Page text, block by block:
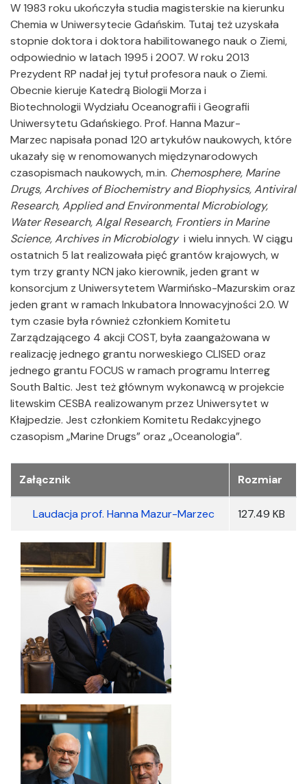
W 1983 roku ukończyła studia magisterskie na kierunku
Chemia w Uniwersytecie Gdańskim. Tutaj też uzyskała
stopnie doktora i doktora habilitowanego nauk o Ziemi,
odpowiednio w latach 1995 i 2007. W roku 2013
Prezydent RP nadał jej tytuł profesora nauk o Ziemi.
Obecnie kieruje Katedrą Biologii Morza i
Biotechnologii Wydziału Oceanografii i Geografii
Uniwersytetu Gdańskiego. Prof. Hanna Mazur-
Marzec napisała ponad 120 artykułów naukowych, które
ukazały się w renomowanych międzynarodowych
czasopismach naukowych, m.in. Chemosphere, Marine
Drugs, Archives of Biochemistry and Biophysics, Antiviral
Research, Applied and Environmental Microbiology,
Water Research, Algal Research, Frontiers in Marine
Science, Archives in Microbiology i wielu innych. W ciągu
ostatnich 5 lat realizowała pięć grantów krajowych, w
tym trzy granty NCN jako kierownik, jeden grant w
konsorcjum z Uniwersytetem Warmińsko-Mazurskim oraz
jeden grant w ramach Inkubatora Innowacyjności 2.0. W
tym czasie była również członkiem Komitetu
Zarządzającego 4 akcji COST, była zaangażowana w
realizację jednego grantu norweskiego CLISED oraz
jednego grantu FOCUS w ramach programu Interreg
South Baltic. Jest też głównym wykonawcą w projekcie
litewskim CESBA realizowanym przez Uniwersytet w
Kłajpedzie. Jest członkiem Komitetu Redakcyjnego
czasopism „Marine Drugs” oraz „Oceanologia”.
Załączniki
Załącznik
Rozmiar
Laudacja prof. Hanna Mazur-Marzec 127.49 KB